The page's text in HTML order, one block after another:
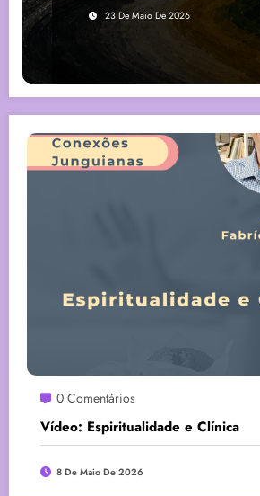
23 De Maio De 2026
0 Comentários
Vídeo: Espiritualidade e Clínica
8 De Maio De 2026